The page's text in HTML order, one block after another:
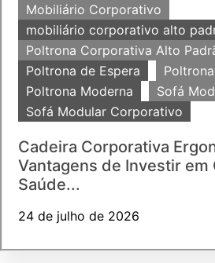
Mobiliário Corporativo
mobiliário corporativo alto
Poltrona Corporativa Alto
Poltrona de Espera
Poltrona Moderna
Sofá
Sofá Modular Corporativo
Cadeira Corporativa
Vantagens de Investir em
Saúde...
24 de julho de 2026